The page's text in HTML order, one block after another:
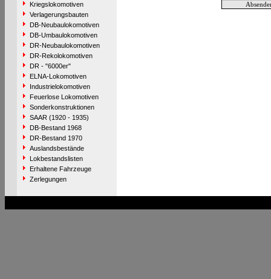
Kriegslokomotiven
Verlagerungsbauten
DB-Neubaulokomotiven
DB-Umbaulokomotiven
DR-Neubaulokomotiven
DR-Rekolokomotiven
DR - "6000er"
ELNA-Lokomotiven
Industrielokomotiven
Feuerlose Lokomotiven
Sonderkonstruktionen
SAAR (1920 - 1935)
DB-Bestand 1968
DR-Bestand 1970
Auslandsbestände
Lokbestandslisten
Erhaltene Fahrzeuge
Zerlegungen